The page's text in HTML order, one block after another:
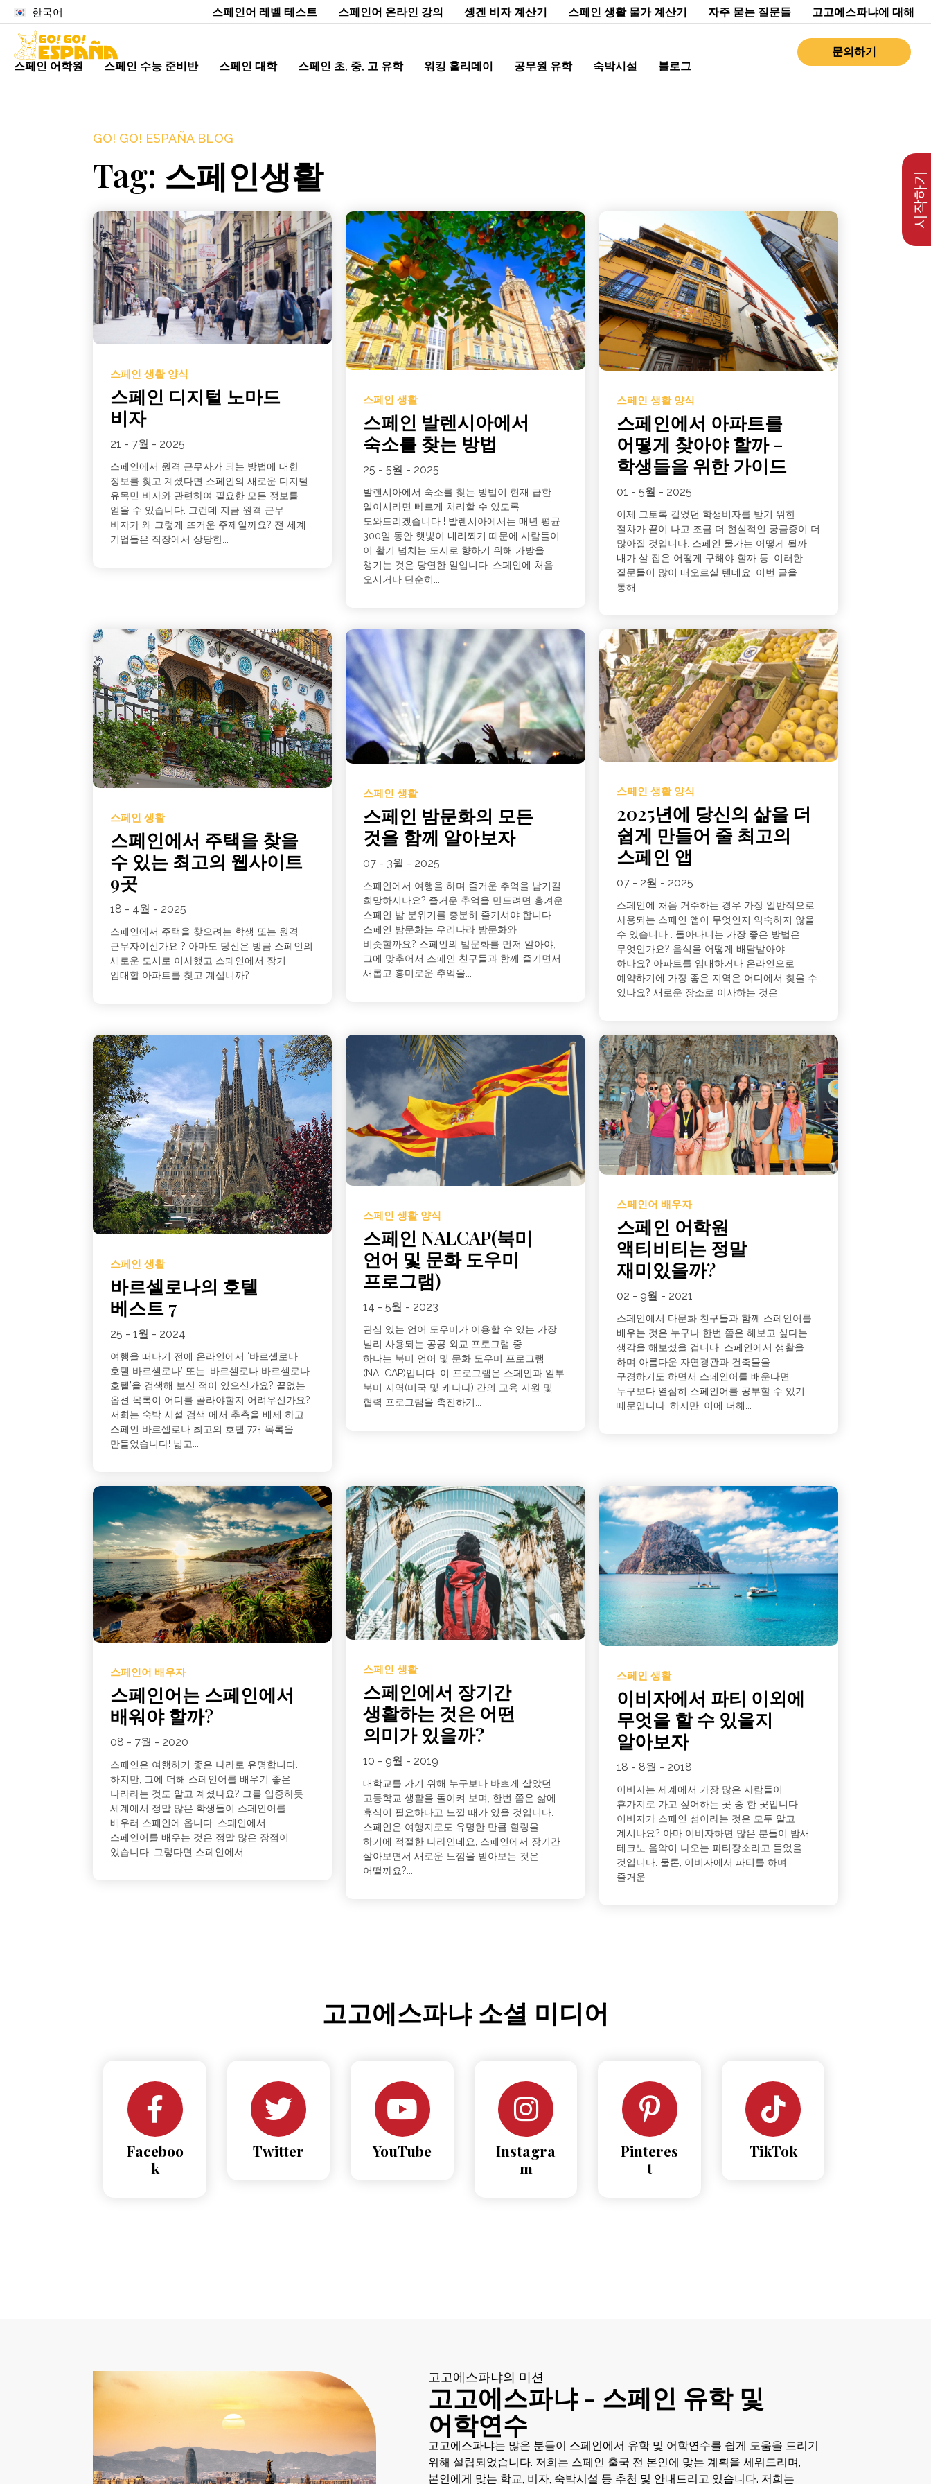
한국어 스페인어 레벨 테스트 스페인어 온라인 강의 솅겐 비자 계산기 스페인 생활 물가 계산기 자주 묻는 질문들 고고에스파냐에 대해
스페인 어학원 스페인 수능 준비반 스페인 대학 스페인 초, 중, 고 유학 워킹 홀리데이 공무원 유학 숙박시설 블로그
문의하기
시작하기
GO! GO! ESPAÑA BLOG
Tag: 스페인생활
스페인 생활 양식
스페인 디지털 노마드
비자
21 - 7월 - 2025
스페인에서 원격 근무자가 되는 방법에 대한
정보를 찾고 계셨다면 스페인의 새로운 디지털
유목민 비자와 관련하여 필요한 모든 정보를
얻을 수 있습니다. 그런데 지금 원격 근무
비자가 왜 그렇게 뜨거운 주제일까요? 전 세계
기업들은 직장에서 상당한...
스페인 생활
스페인 발렌시아에서
숙소를 찾는 방법
25 - 5월 - 2025
발렌시아에서 숙소를 찾는 방법이 현재 급한
일이시라면 빠르게 처리할 수 있도록
도와드리겠습니다 ! 발렌시아에서는 매년 평균
300일 동안 햇빛이 내리쬐기 때문에 사람들이
이 활기 넘치는 도시로 향하기 위해 가방을
챙기는 것은 당연한 일입니다. 스페인에 처음
오시거나 단순히...
스페인 생활 양식
스페인에서 아파트를
어떻게 찾아야 할까 –
학생들을 위한 가이드
01 - 5월 - 2025
이제 그토록 길었던 학생비자를 받기 위한
절차가 끝이 나고 조금 더 현실적인 궁금증이 더
많아질 것입니다. 스페인 물가는 어떻게 될까,
내가 살 집은 어떻게 구해야 할까 등, 이러한
질문들이 많이 떠오르실 텐데요. 이번 글을
통해...
스페인 생활
스페인에서 주택을 찾을
수 있는 최고의 웹사이트
9곳
18 - 4월 - 2025
스페인에서 주택을 찾으려는 학생 또는 원격
근무자이신가요 ? 아마도 당신은 방금 스페인의
새로운 도시로 이사했고 스페인에서 장기
임대할 아파트를 찾고 계십니까?
스페인 생활
스페인 밤문화의 모든
것을 함께 알아보자
07 - 3월 - 2025
스페인에서 여행을 하며 즐거운 추억을 남기길
희망하시나요? 즐거운 추억을 만드려면 흥겨운
스페인 밤 분위기를 충분히 즐기셔야 합니다.
스페인 밤문화는 우리나라 밤문화와
비슷할까요? 스페인의 밤문화를 먼저 알아야,
그에 맞추어서 스페인 친구들과 함께 즐기면서
새롭고 흥미로운 추억을...
스페인 생활 양식
2025년에 당신의 삶을 더
쉽게 만들어 줄 최고의
스페인 앱
07 - 2월 - 2025
스페인에 처음 거주하는 경우 가장 일반적으로
사용되는 스페인 앱이 무엇인지 익숙하지 않을
수 있습니다 . 돌아다니는 가장 좋은 방법은
무엇인가요? 음식을 어떻게 배달받아야
하나요? 아파트를 임대하거나 온라인으로
예약하기에 가장 좋은 지역은 어디에서 찾을 수
있나요? 새로운 장소로 이사하는 것은...
스페인 생활
바르셀로나의 호텔
베스트 7
25 - 1월 - 2024
여행을 떠나기 전에 온라인에서 ‘바르셀로나
호텔 바르셀로나’ 또는 ‘바르셀로나 바르셀로나
호텔’을 검색해 보신 적이 있으신가요? 끝없는
옵션 목록이 어디를 골라야할지 어려우신가요?
저희는 숙박 시설 검색 에서 추측을 배제 하고
스페인 바르셀로나 최고의 호텔 7개 목록을
만들었습니다! 넓고...
스페인 생활 양식
스페인 NALCAP(북미
언어 및 문화 도우미
프로그램)
14 - 5월 - 2023
관심 있는 언어 도우미가 이용할 수 있는 가장
널리 사용되는 공공 외교 프로그램 중
하나는 북미 언어 및 문화 도우미 프로그램
(NALCAP)입니다. 이 프로그램은 스페인과 일부
북미 지역(미국 및 캐나다) 간의 교육 지원 및
협력 프로그램을 촉진하기...
스페인어 배우자
스페인 어학원
액티비티는 정말
재미있을까?
02 - 9월 - 2021
스페인에서 다문화 친구들과 함께 스페인어를
배우는 것은 누구나 한번 쯤은 해보고 싶다는
생각을 해보셨을 겁니다. 스페인에서 생활을
하며 아름다운 자연경관과 건축물을
구경하기도 하면서 스페인어를 배운다면
누구보다 열심히 스페인어를 공부할 수 있기
때문입니다. 하지만, 이에 더해...
스페인어 배우자
스페인어는 스페인에서
배워야 할까?
08 - 7월 - 2020
스페인은 여행하기 좋은 나라로 유명합니다.
하지만, 그에 더해 스페인어를 배우기 좋은
나라라는 것도 알고 계셨나요? 그를 입증하듯
세계에서 정말 많은 학생들이 스페인어를
배우러 스페인에 옵니다. 스페인에서
스페인어를 배우는 것은 정말 많은 장점이
있습니다. 그렇다면 스페인에서...
스페인 생활
스페인에서 장기간
생활하는 것은 어떤
의미가 있을까?
10 - 9월 - 2019
대학교를 가기 위해 누구보다 바쁘게 살았던
고등학교 생활을 돌이켜 보며, 한번 쯤은 삶에
휴식이 필요하다고 느낄 때가 있을 것입니다.
스페인은 여행지로도 유명한 만큼 힐링을
하기에 적절한 나라인데요, 스페인에서 장기간
살아보면서 새로운 느낌을 받아보는 것은
어떨까요?...
스페인 생활
이비자에서 파티 이외에
무엇을 할 수 있을지
알아보자
18 - 8월 - 2018
이비자는 세계에서 가장 많은 사람들이
휴가지로 가고 싶어하는 곳 중 한 곳입니다.
이비자가 스페인 섬이라는 것은 모두 알고
계시나요? 아마 이비자하면 많은 분들이 밤새
테크노 음악이 나오는 파티장소라고 들었을
것입니다. 물론, 이비자에서 파티를 하며
즐거운...
고고에스파냐 소셜 미디어
Faceboo
k
Twitter YouTube
Instagra
m
Pinteres
t
TikTok
고고에스파냐의 미션
고고에스파냐 - 스페인 유학 및
어학연수
고고에스파냐는 많은 분들이 스페인에서 유학 및 어학연수를 쉽게 도움을 드리기
위해 설립되었습니다. 저희는 스페인 출국 전 본인에 맞는 계획을 세워드리며,
본인에게 맞는 학교, 비자, 숙박시설 등 추천 및 안내드리고 있습니다. 저희는